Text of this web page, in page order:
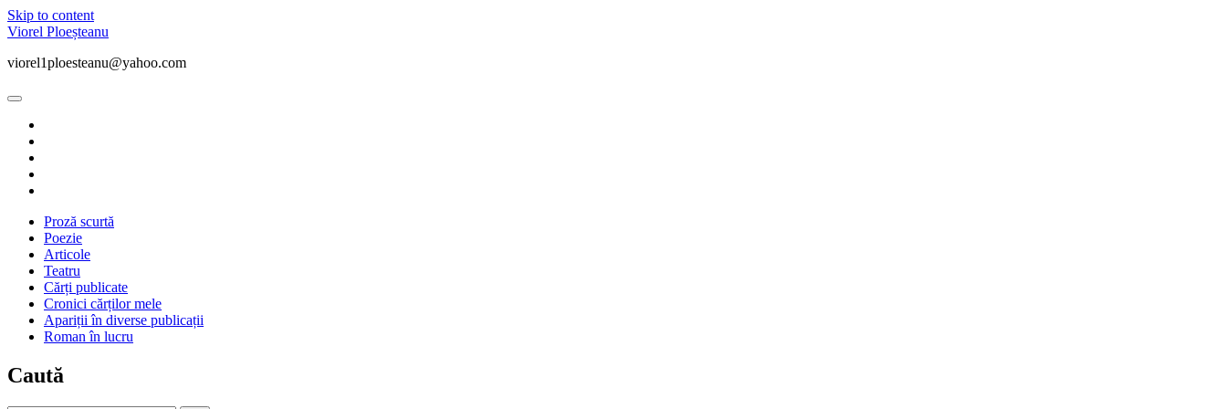
Skip to content
Viorel Ploeșteanu
viorel1ploesteanu@yahoo.com
open
menu
Proză scurtă
Poezie
Articole
Teatru
Cărți publicate
Cronici cărților mele
Apariții în diverse publicații
Roman în lucru
Sidebar
Caută